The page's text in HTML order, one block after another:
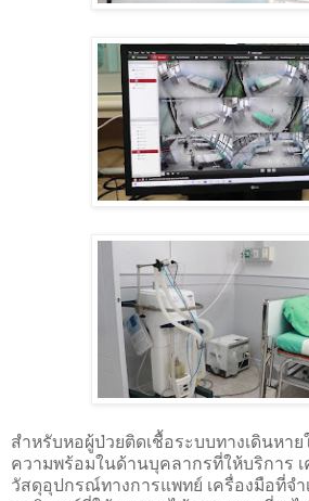
สำหรับหอผู้ป่วยติดเชื้อระบบทางเดินหาย
ความพร้อมในด้านบุคลากรที่ให้บริการ
วัสดุอุปกรณ์ทางการแพทย์ เครื่องมือที่จำ